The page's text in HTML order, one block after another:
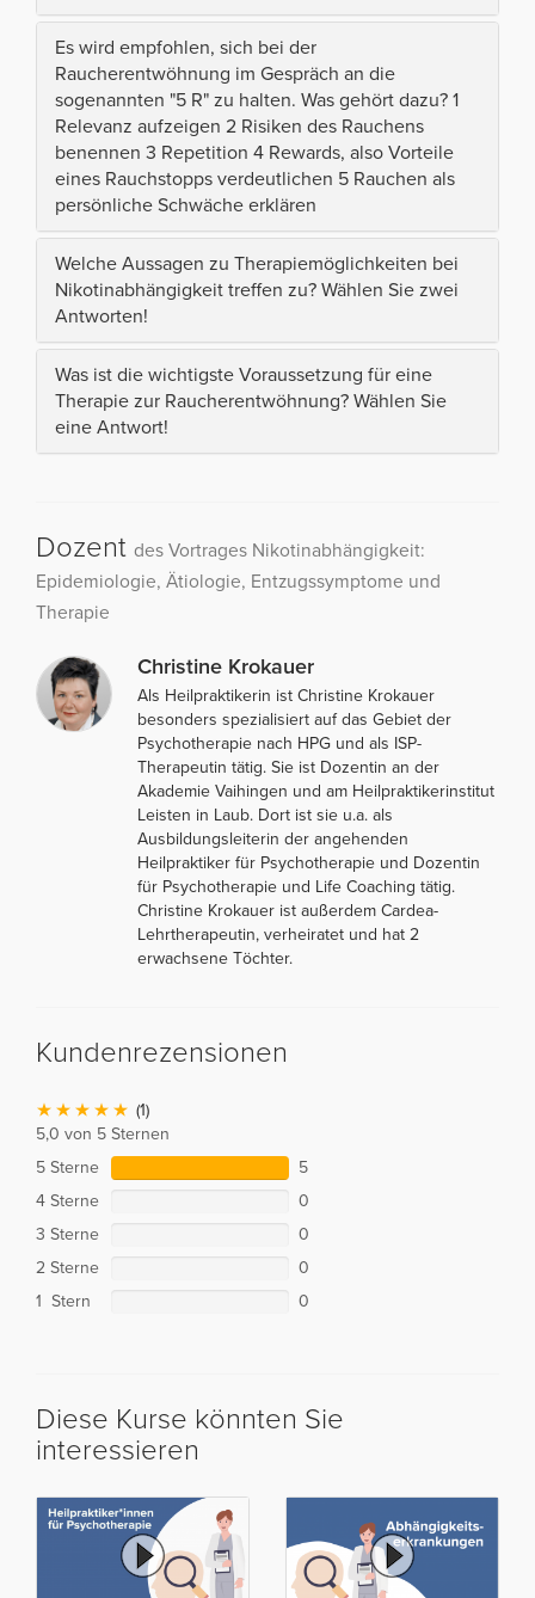
Es wird empfohlen, sich bei der
Raucherentwöhnung im Gespräch an die
sogenannten "5 R" zu halten. Was gehört dazu? 1
Relevanz aufzeigen 2 Risiken des Rauchens
benennen 3 Repetition 4 Rewards, also Vorteile
eines Rauchstopps verdeutlichen 5 Rauchen als
persönliche Schwäche erklären
Welche Aussagen zu Therapiemöglichkeiten bei
Nikotinabhängigkeit treffen zu? Wählen Sie zwei
Antworten!
Was ist die wichtigste Voraussetzung für eine
Therapie zur Raucherentwöhnung? Wählen Sie
eine Antwort!
Dozent des Vortrages Nikotinabhängigkeit:
Epidemiologie, Ätiologie, Entzugssymptome und
Therapie
Christine Krokauer
Als Heilpraktikerin ist Christine Krokauer
besonders spezialisiert auf das Gebiet der
Psychotherapie nach HPG und als ISP-
Therapeutin tätig. Sie ist Dozentin an der
Akademie Vaihingen und am Heilpraktikerinstitut
Leisten in Laub. Dort ist sie u.a. als
Ausbildungsleiterin der angehenden
Heilpraktiker für Psychotherapie und Dozentin
für Psychotherapie und Life Coaching tätig.
Christine Krokauer ist außerdem Cardea-
Lehrtherapeutin, verheiratet und hat 2
erwachsene Töchter.
Kundenrezensionen
(1)
5,0 von 5 Sternen
5 Sterne
5
4 Sterne
0
3 Sterne
0
2 Sterne
0
1 Stern
0
Diese Kurse könnten Sie
interessieren